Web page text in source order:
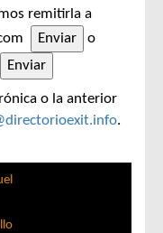
remitirla a
o
o la anterior
.